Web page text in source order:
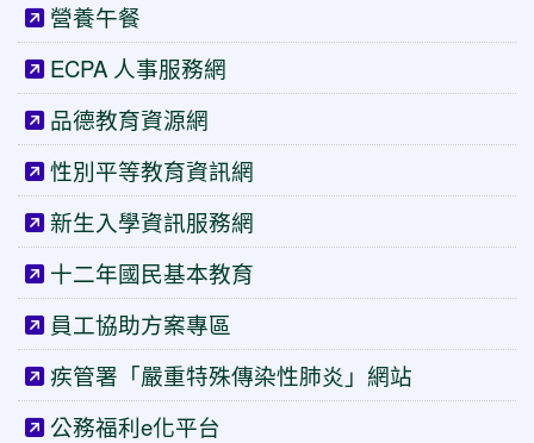
營養午餐
ECPA 人事服務網
品德教育資源網
性別平等教育資訊網
新生入學資訊服務網
十二年國民基本教育
員工協助方案專區
疾管署「嚴重特殊傳染性肺炎」網站
公務福利e化平台